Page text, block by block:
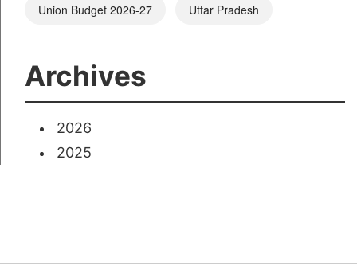
Union Budget 2026-27 Uttar Pradesh
Archives
2026
2025